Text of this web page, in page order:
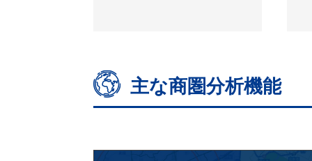
主な商圏分析機能